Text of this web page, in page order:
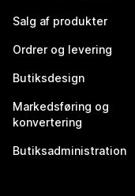
Salg af produkter
Ordrer og levering
Butiksdesign
Markedsføring og
konvertering
Butiksadministration